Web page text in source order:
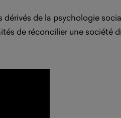
de la psychologie
de réconcilier une société